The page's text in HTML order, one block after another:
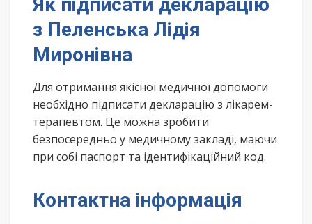
з Пеленська Лідія
Миронівна
Для отримання якісної медичної допомоги
необхідно підписати декларацію з лікарем-
терапевтом. Це можна зробити
безпосередньо у медичному закладі, маючи
при собі паспорт та ідентифікаційний код.
Контактна інформація